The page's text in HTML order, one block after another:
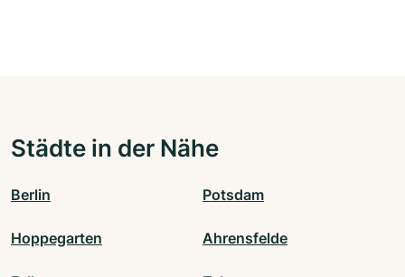
Städte in der Nähe
Berlin Potsdam
Hoppegarten Ahrensfelde